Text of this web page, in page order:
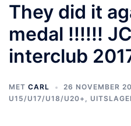
They did it
medal !!!!!!
interclub
MET CARL
26 NOVEMBER
U15/U17/U18/U20+ ,